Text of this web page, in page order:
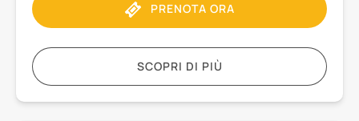
PRENOTA ORA
SCOPRI DI PIÙ